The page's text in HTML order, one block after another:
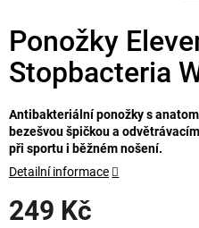
Ponožky
Stopbacteria
249 Kč
Antibakteriální ponožky s
bezešvou špičkou a
při sportu i běžném nošení.
Detailní informace